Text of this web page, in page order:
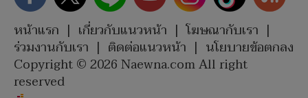
หน้าแรก | เกี่ยวกับแนวหน้า | โฆษณากับเรา |
ร่วมงานกับเรา | ติดต่อแนวหน้า | นโยบายข้อตกลง
Copyright © 2026 Naewna.com All right
reserved